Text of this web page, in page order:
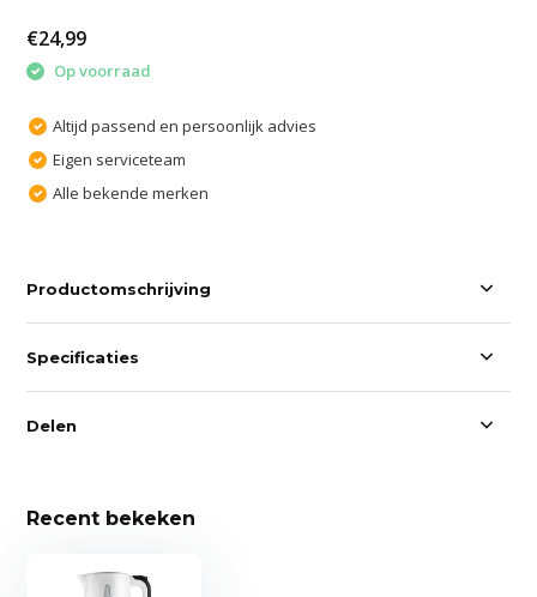
€24,99
Op voorraad
Altijd passend en persoonlijk advies
Eigen serviceteam
Alle bekende merken
Productomschrijving
Specificaties
Delen
Recent bekeken